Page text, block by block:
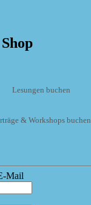
Lesungen buchen
& Workshops buchen
Mail